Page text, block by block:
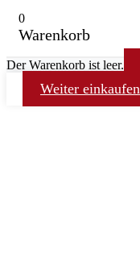
0
Warenkorb
Der Warenkorb ist leer.
Weiter einkaufen